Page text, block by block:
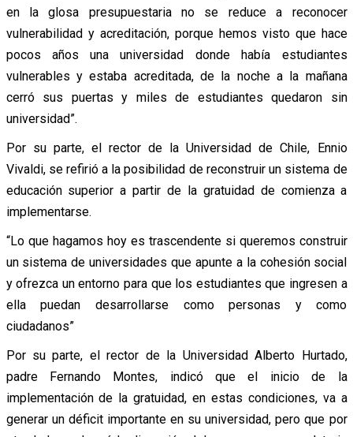
en la glosa presupuestaria no se reduce a reconocer
vulnerabilidad y acreditación, porque hemos visto que hace
pocos años una universidad donde había estudiantes
vulnerables y estaba acreditada, de la noche a la mañana
cerró sus puertas y miles de estudiantes quedaron sin
universidad”.
Por su parte, el rector de la Universidad de Chile, Ennio
Vivaldi, se refirió a la posibilidad de reconstruir un sistema de
educación superior a partir de la gratuidad de comienza a
implementarse.
“Lo que hagamos hoy es trascendente si queremos construir
un sistema de universidades que apunte a la cohesión social
y ofrezca un entorno para que los estudiantes que ingresen a
ella puedan desarrollarse como personas y como
ciudadanos”
Por su parte, el rector de la Universidad Alberto Hurtado,
padre Fernando Montes, indicó que el inicio de la
implementación de la gratuidad, en estas condiciones, va a
generar un déficit importante en su universidad, pero que por